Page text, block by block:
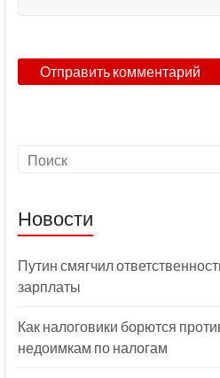
Новости
Путин смягчил
зарплаты
Как налоговики борются
недоимкам по налогам